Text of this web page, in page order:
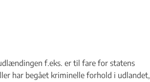
f.eks. er til fare for statens
har begået kriminelle forhold i udlandet,